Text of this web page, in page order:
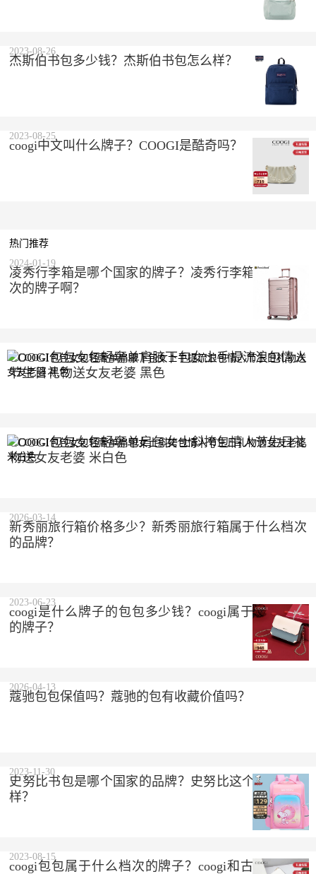
杰斯伯书包多少钱？杰斯伯书包怎么样？
2023-08-26
coogi中文叫什么牌子？COOGI是酷奇吗？
2023-08-25
热门推荐
凌秀行李箱是哪个国家的牌子？凌秀行李箱是什么档
次的牌子啊？
2024-01-19
COOGI包包女包轻奢单肩腋下包女士手提流浪包情人
节生日礼物送女友老婆 黑色
COOGI包包女包轻奢单肩包女士斜挎包情人节生日礼
物送女友老婆 米白色
新秀丽旅行箱价格多少？新秀丽旅行箱属于什么档次
的品牌？
2026-03-14
coogi是什么牌子的包包多少钱？coogi属于什么档次
的牌子？
2023-06-23
蔻驰包包保值吗？蔻驰的包有收藏价值吗？
2026-04-13
史努比书包是哪个国家的品牌？史努比这个品牌怎么
样？
2023-11-30
coogi包包属于什么档次的牌子？coogi和古驰是一个
2023-08-15